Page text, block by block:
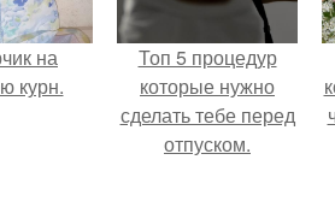
на
курн.
Топ 5 процедур
которые нужно
сделать тебе перед
отпуском.